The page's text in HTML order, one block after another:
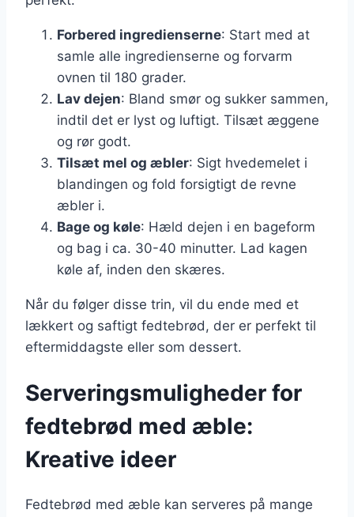
Forbered ingredienserne: Start med at
samle alle ingredienserne og forvarm
ovnen til 180 grader.
Lav dejen: Bland smør og sukker sammen,
indtil det er lyst og luftigt. Tilsæt æggene
og rør godt.
Tilsæt mel og æbler: Sigt hvedemelet i
blandingen og fold forsigtigt de revne
æbler i.
Bage og køle: Hæld dejen i en bageform
og bag i ca. 30-40 minutter. Lad kagen
køle af, inden den skæres.
Når du følger disse trin, vil du ende med et
lækkert og saftigt fedtebrød, der er perfekt til
eftermiddagste eller som dessert.
Serveringsmuligheder for
fedtebrød med æble:
Kreative ideer
Fedtebrød med æble kan serveres på mange